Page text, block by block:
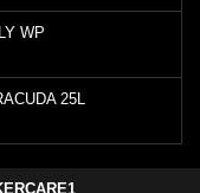
WP
25L